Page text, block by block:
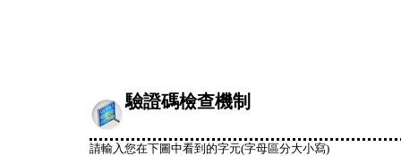
驗證碼檢查機制
請輸入您在下圖中看到的字元(字母區分大小寫)